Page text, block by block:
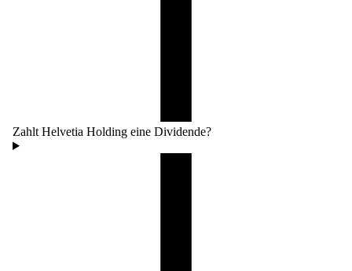
Zahlt Helvetia Holding eine Dividende?